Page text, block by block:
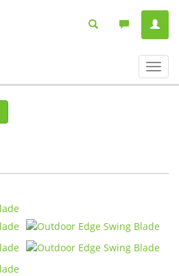
ein-/